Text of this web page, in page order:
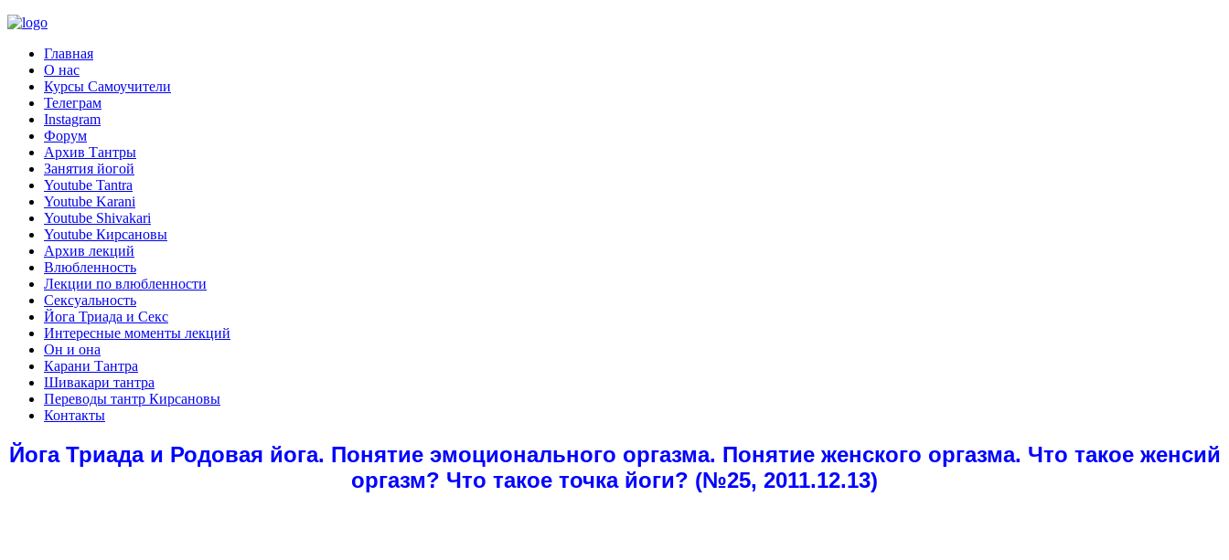
Главная
О нас
Курсы Самоучители
Телеграм
Instagram
Форум
Архив Тантры
Занятия йогой
Youtube Tantra
Youtube Karani
Youtube Shivakari
Youtube Кирсановы
Архив лекций
Влюбленность
Лекции по влюбленности
Сексуальность
Йога Триада и Секс
Интересные моменты лекций
Он и она
Карани Тантра
Шивакари тантра
Переводы тантр Кирсановы
Контакты
Йога Триада и Родовая йога. Понятие эмоционального оргазма. Понятие женского оргазма. Что такое женсий
оргазм? Что такое точка йоги? (№25, 2011.12.13)